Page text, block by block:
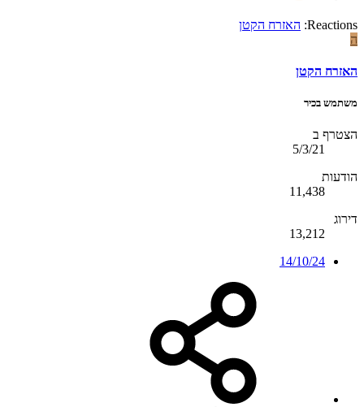
Reactions: האזרח הקטן
ה
האזרח הקטן
משתמש בכיר
הצטרף ב
5/3/21
הודעות
11,438
דירוג
13,212
14/10/24